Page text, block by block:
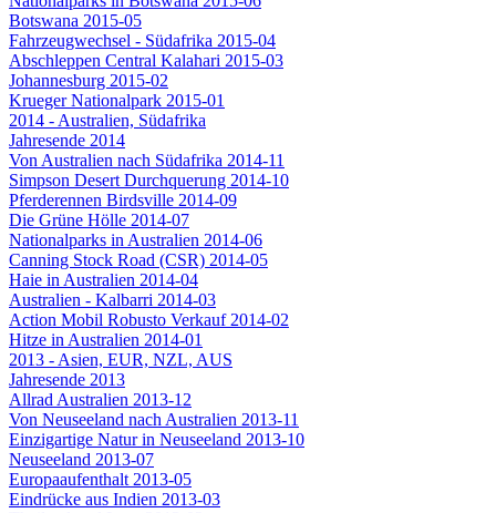
Botswana 2015-05
Fahrzeugwechsel - Südafrika 2015-04
Abschleppen Central Kalahari 2015-03
Johannesburg 2015-02
Krueger Nationalpark 2015-01
2014 - Australien, Südafrika
Jahresende 2014
Von Australien nach Südafrika 2014-11
Simpson Desert Durchquerung 2014-10
Pferderennen Birdsville 2014-09
Die Grüne Hölle 2014-07
Nationalparks in Australien 2014-06
Canning Stock Road (CSR) 2014-05
Haie in Australien 2014-04
Australien - Kalbarri 2014-03
Action Mobil Robusto Verkauf 2014-02
Hitze in Australien 2014-01
2013 - Asien, EUR, NZL, AUS
Jahresende 2013
Allrad Australien 2013-12
Von Neuseeland nach Australien 2013-11
Einzigartige Natur in Neuseeland 2013-10
Neuseeland 2013-07
Europaaufenthalt 2013-05
Eindrücke aus Indien 2013-03